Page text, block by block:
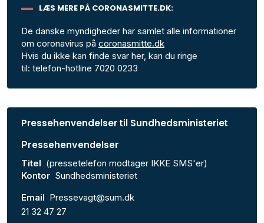
LÆS MERE PÅ CORONASMITTE.DK:
De danske myndigheder har samlet alle informationer
om coronavirus på coronasmitte.dk
Hvis du ikke kan finde svar her, kan du ringe
til: telefon-hotline 7020 0233
Pressehenvendelser til Sundhedsministeriet
Pressehenvendelser
Titel (pressetelefon modtager IKKE SMS'er)
Kontor Sundhedsministeriet
Email Pressevagt@sum.dk
21 32 47 27